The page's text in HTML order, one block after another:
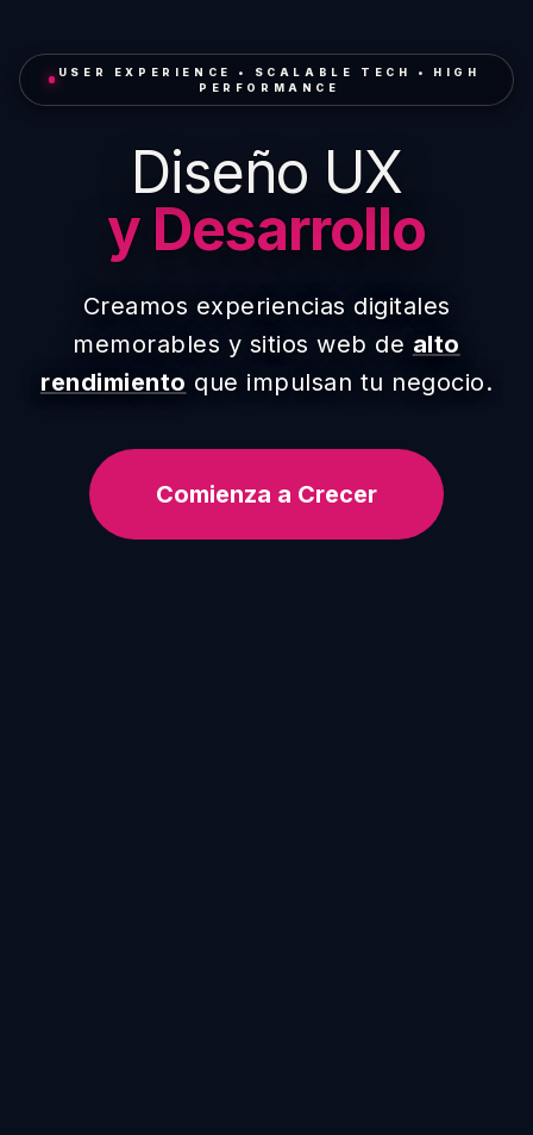
USER EXPERIENCE • SCALABLE TECH • HIGH
PERFORMANCE
Diseño UX
y Desarrollo
Creamos experiencias digitales
memorables y sitios web de alto
rendimiento que impulsan tu negocio.
Comienza a Crecer